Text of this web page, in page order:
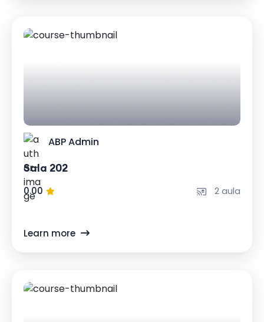
ABP Admin
Sala 202
0.00 2 aula
Learn more